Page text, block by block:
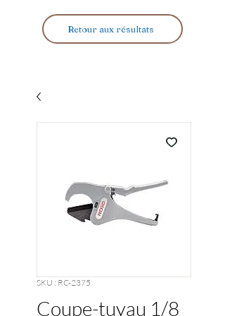
Retour aux résultats
SKU : RC-2375
Coupe-tuyau 1/8